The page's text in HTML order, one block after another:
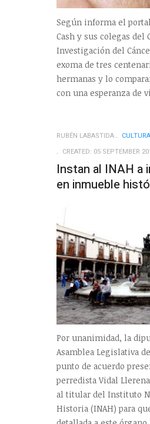
Según informa el
Cash y sus colegas del
Investigación del
exoma de tres
hermanas y lo
con una esperanza de
RUBÉN LABASTIDA
CULTURA
CREATED: 05 SEPTEMBER
Instan al INAH a
en inmueble
Por unanimidad, la
Asamblea Legislativa
punto de acuerdo
perredista Vidal
al titular del Instituto
Historia (INAH) para